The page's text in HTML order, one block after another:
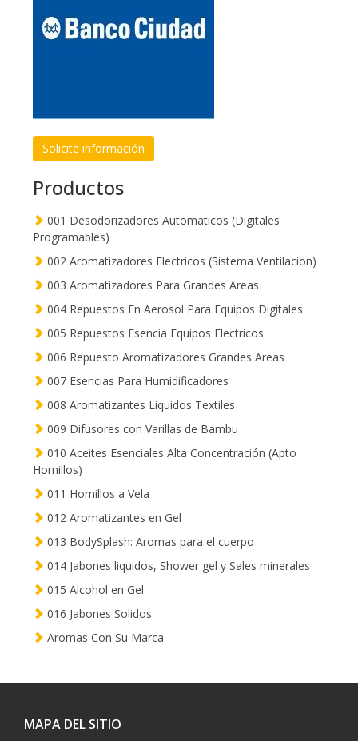
Solicite información
Productos
001 Desodorizadores Automaticos (Digitales
Programables)
002 Aromatizadores Electricos (Sistema Ventilacion)
003 Aromatizadores Para Grandes Areas
004 Repuestos En Aerosol Para Equipos Digitales
005 Repuestos Esencia Equipos Electricos
006 Repuesto Aromatizadores Grandes Areas
007 Esencias Para Humidificadores
008 Aromatizantes Liquidos Textiles
009 Difusores con Varillas de Bambu
010 Aceites Esenciales Alta Concentración (Apto
Hornillos)
011 Hornillos a Vela
012 Aromatizantes en Gel
013 BodySplash: Aromas para el cuerpo
014 Jabones liquidos, Shower gel y Sales minerales
015 Alcohol en Gel
016 Jabones Solidos
Aromas Con Su Marca
MAPA DEL SITIO